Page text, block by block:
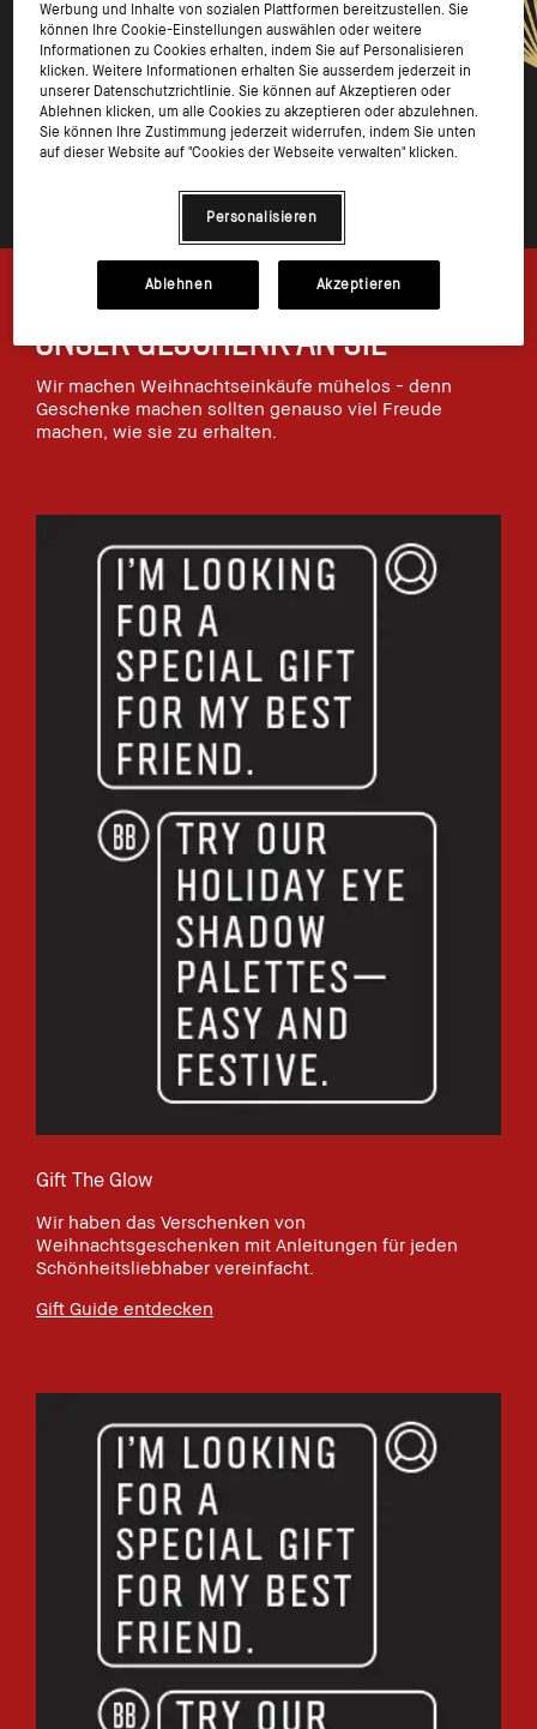
Unser Geschenk an Sie
Wir machen Weihnachtseinkäufe mühelos - denn
Geschenke machen sollten genauso viel Freude
machen, wie sie zu erhalten.
Gift The Glow
Wir haben das Verschenken von
Weihnachtsgeschenken mit Anleitungen für jeden
Schönheitsliebhaber vereinfacht.
Gift Guide entdecken
Werbung und Inhalte von sozialen Plattformen bereitzustellen. Sie
können Ihre Cookie-Einstellungen auswählen oder weitere
Informationen zu Cookies erhalten, indem Sie auf Personalisieren
klicken. Weitere Informationen erhalten Sie ausserdem jederzeit in
unserer Datenschutzrichtlinie. Sie können auf Akzeptieren oder
Ablehnen klicken, um alle Cookies zu akzeptieren oder abzulehnen.
Sie können Ihre Zustimmung jederzeit widerrufen, indem Sie unten
auf dieser Website auf "Cookies der Webseite verwalten" klicken.
Personalisieren
Ablehnen Akzeptieren